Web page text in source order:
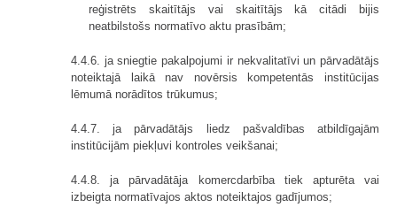
reģistrēts skaitītājs vai skaitītājs kā citādi bijis
neatbilstošs normatīvo aktu prasībām;
4.4.6. ja sniegtie pakalpojumi ir nekvalitatīvi un pārvadātājs
noteiktajā laikā nav novērsis kompetentās institūcijas
lēmumā norādītos trūkumus;
4.4.7. ja pārvadātājs liedz pašvaldības atbildīgajām
institūcijām piekļuvi kontroles veikšanai;
4.4.8. ja pārvadātāja komercdarbība tiek apturēta vai
izbeigta normatīvajos aktos noteiktajos gadījumos;